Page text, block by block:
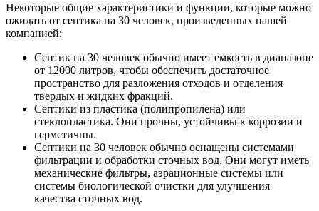
Некоторые общие характеристики и функции, которые можно
ожидать от септика на 30 человек, произведенных нашей
компанией:
Септик на 30 человек обычно имеет емкость в диапазоне
от 12000 литров, чтобы обеспечить достаточное
пространство для разложения отходов и отделения
твердых и жидких фракций.
Септики из пластика (полипропилена) или
стеклопластика. Они прочны, устойчивы к коррозии и
герметичны.
Септики на 30 человек обычно оснащены системами
фильтрации и обработки сточных вод. Они могут иметь
механические фильтры, аэрационные системы или
системы биологической очистки для улучшения
качества сточных вод.